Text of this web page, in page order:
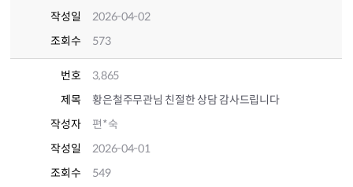
작성일
2026-04-02
조회수
573
번호
3,865
제목
황은철주무관님 친절한 상담 감사드립니다
작성자
편*숙
작성일
2026-04-01
조회수
549